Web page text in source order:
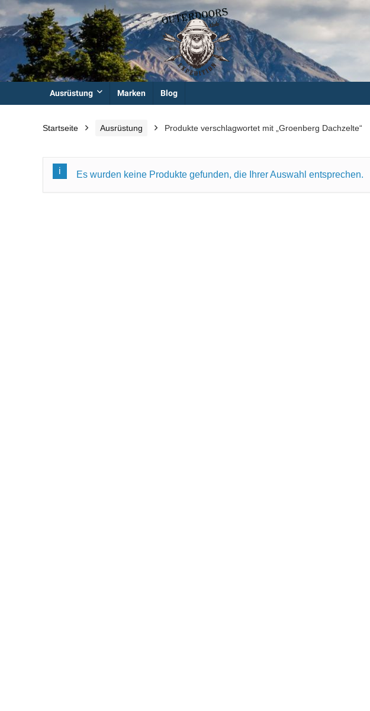
Ausrüstung Marken Blog
Startseite Ausrüstung Produkte verschlagwortet mit „Groenberg Dachzelte“
Es wurden keine Produkte gefunden, die Ihrer Auswahl entsprechen.